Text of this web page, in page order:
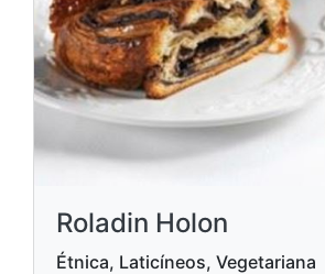
Roladin Holon
Étnica, Laticíneos, Vegetariana